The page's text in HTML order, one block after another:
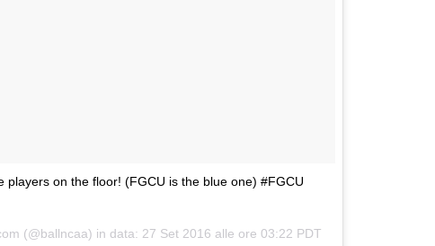
on the floor! (FGCU is the blue one) #FGCU
(@ballncaa) in data: 27 Set 2016 alle ore 03:22 PDT